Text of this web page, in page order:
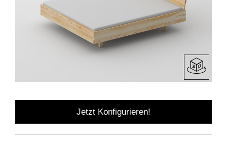
Jetzt Konfigurieren!